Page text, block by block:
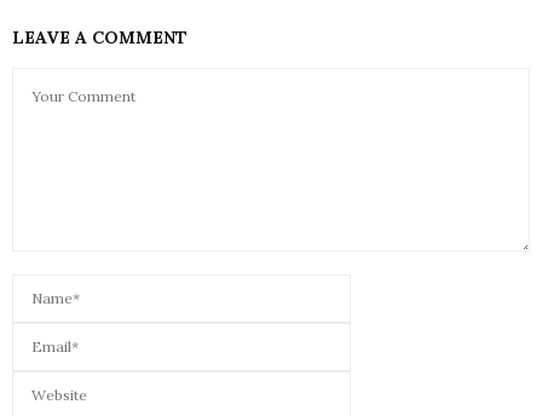
LEAVE A COMMENT